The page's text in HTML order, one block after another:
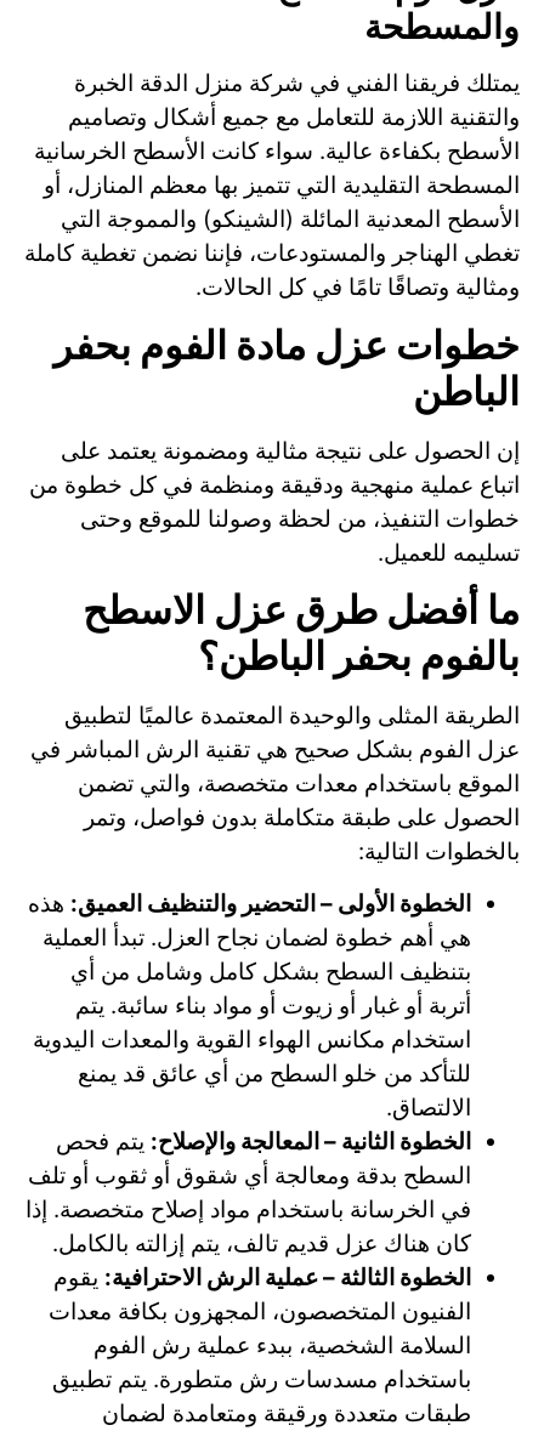
والمسطحة
يمتلك فريقنا الفني في شركة منزل الدقة الخبرة
والتقنية اللازمة للتعامل مع جميع أشكال وتصاميم
الأسطح بكفاءة عالية. سواء كانت الأسطح الخرسانية
المسطحة التقليدية التي تتميز بها معظم المنازل، أو
الأسطح المعدنية المائلة (الشينكو) والمموجة التي
تغطي الهناجر والمستودعات، فإننا نضمن تغطية كاملة
ومثالية وتصاقًا تامًا في كل الحالات.
خطوات عزل مادة الفوم بحفر
الباطن
إن الحصول على نتيجة مثالية ومضمونة يعتمد على
اتباع عملية منهجية ودقيقة ومنظمة في كل خطوة من
خطوات التنفيذ، من لحظة وصولنا للموقع وحتى
تسليمه للعميل.
ما أفضل طرق عزل الاسطح
بالفوم بحفر الباطن؟
الطريقة المثلى والوحيدة المعتمدة عالميًا لتطبيق
عزل الفوم بشكل صحيح هي تقنية الرش المباشر في
الموقع باستخدام معدات متخصصة، والتي تضمن
الحصول على طبقة متكاملة بدون فواصل، وتمر
بالخطوات التالية:
الخطوة الأولى – التحضير والتنظيف العميق: هذه
هي أهم خطوة لضمان نجاح العزل. تبدأ العملية
بتنظيف السطح بشكل كامل وشامل من أي
أتربة أو غبار أو زيوت أو مواد بناء سائبة. يتم
استخدام مكانس الهواء القوية والمعدات اليدوية
للتأكد من خلو السطح من أي عائق قد يمنع
الالتصاق.
الخطوة الثانية – المعالجة والإصلاح: يتم فحص
السطح بدقة ومعالجة أي شقوق أو ثقوب أو تلف
في الخرسانة باستخدام مواد إصلاح متخصصة. إذا
كان هناك عزل قديم تالف، يتم إزالته بالكامل.
الخطوة الثالثة – عملية الرش الاحترافية: يقوم
الفنيون المتخصصون، المجهزون بكافة معدات
السلامة الشخصية، ببدء عملية رش الفوم
باستخدام مسدسات رش متطورة. يتم تطبيق
طبقات متعددة ورقيقة ومتعامدة لضمان